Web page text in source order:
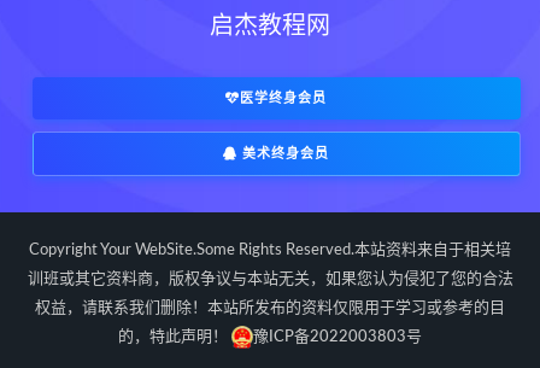
启杰教程网
医学终身会员
美术终身会员
Copyright Your WebSite.Some Rights Reserved.本站资料来自于相关培
训班或其它资料商，版权争议与本站无关，如果您认为侵犯了您的合法
权益，请联系我们删除！本站所发布的资料仅限用于学习或参考的目
的，特此声明！
豫ICP备2022003803号